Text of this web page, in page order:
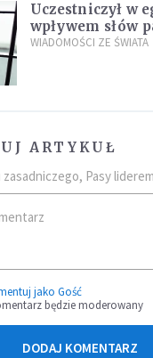
Uczestniczył w
wpływem słów
zdanie
WIADOMOŚCI ZE ŚWIATA
ARTYKUŁ
Pasy liderem
jako Gość
będzie moderowany
DODAJ KOMENTARZ